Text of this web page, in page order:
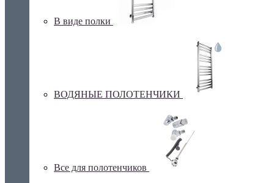
В виде полки
ВОДЯНЫЕ ПОЛОТЕНЧИКИ
Все для полотенчиков